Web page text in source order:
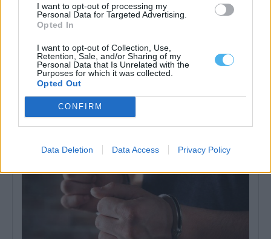
I want to opt-out of processing my
Personal Data for Targeted Advertising.
Opted In
I want to opt-out of Collection, Use,
Retention, Sale, and/or Sharing of my
Personal Data that Is Unrelated with the
Purposes for which it was collected.
Opted Out
CONFIRM
Data Deletion Data Access Privacy Policy
Instituto Cultural de Évora promove fichas pedagógicas
gratuitas sobre património e natureza
O Instituto Cultural de Évora (ICÉ) e o Repositório Pedagógico
promovem o Ciclo de...
6 Agosto, 2026 - 12:15